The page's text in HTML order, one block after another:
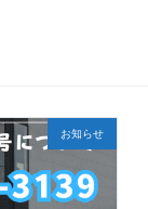
お知らせ